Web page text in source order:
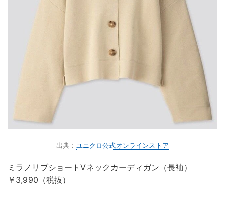
出典： ユニクロ公式オンラインストア
ミラノリブショートVネックカーディガン（長袖）
￥3,990（税抜）